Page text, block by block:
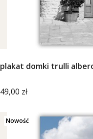
plakat domki trulli
Cena
49,00 zł
Nowość